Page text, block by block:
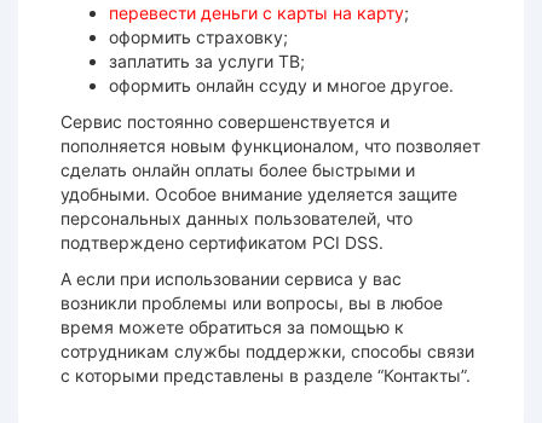
перевести деньги с карты на карту;
оформить страховку;
заплатить за услуги ТВ;
оформить онлайн ссуду и многое другое.
Сервис постоянно совершенствуется и
пополняется новым функционалом, что позволяет
сделать онлайн оплаты более быстрыми и
удобными. Особое внимание уделяется защите
персональных данных пользователей, что
подтверждено сертификатом PCI DSS.
А если при использовании сервиса у вас
возникли проблемы или вопросы, вы в любое
время можете обратиться за помощью к
сотрудникам службы поддержки, способы связи
с которыми представлены в разделе “Контакты”.